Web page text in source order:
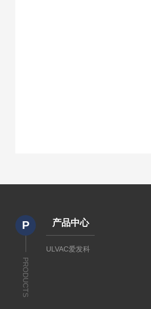
P
PRODUCTS
产品中心
ULVAC爱发科